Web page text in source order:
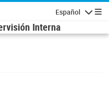
Español
Interna